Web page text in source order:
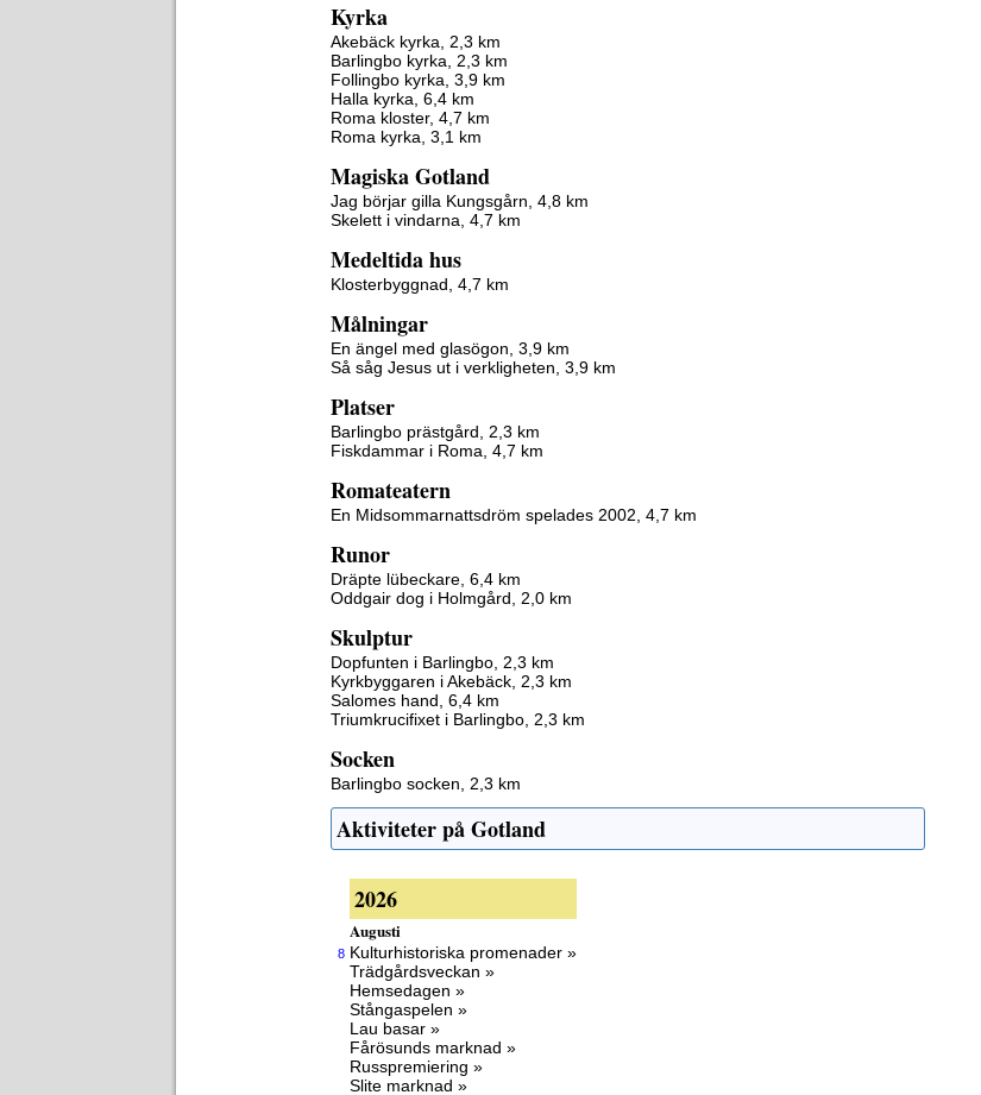
Kyrka
Akebäck kyrka, 2,3 km
Barlingbo kyrka, 2,3 km
Follingbo kyrka, 3,9 km
Halla kyrka, 6,4 km
Roma kloster, 4,7 km
Roma kyrka, 3,1 km
Magiska Gotland
Jag börjar gilla Kungsgårn, 4,8 km
Skelett i vindarna, 4,7 km
Medeltida hus
Klosterbyggnad, 4,7 km
Målningar
En ängel med glasögon, 3,9 km
Så såg Jesus ut i verkligheten, 3,9 km
Platser
Barlingbo prästgård, 2,3 km
Fiskdammar i Roma, 4,7 km
Romateatern
En Midsommarnattsdröm spelades 2002, 4,7 km
Runor
Dräpte lübeckare, 6,4 km
Oddgair dog i Holmgård, 2,0 km
Skulptur
Dopfunten i Barlingbo, 2,3 km
Kyrkbyggaren i Akebäck, 2,3 km
Salomes hand, 6,4 km
Triumkrucifixet i Barlingbo, 2,3 km
Socken
Barlingbo socken, 2,3 km
Aktiviteter på Gotland
2026
Augusti
8 Kulturhistoriska promenader »
Trädgårdsveckan »
Hemsedagen »
Stångaspelen »
Lau basar »
Fårösunds marknad »
Russpremiering »
Slite marknad »